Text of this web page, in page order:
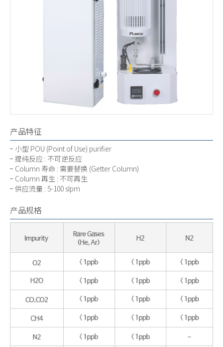
产品特征
小型 POU (Point of Use) purifier
提纯反应 : 不可逆反应
Column 寿命 : 需要替换 (Getter Column)
Column 再生 : 不可再生
供应流量 : 5-100 slpm
产品规格